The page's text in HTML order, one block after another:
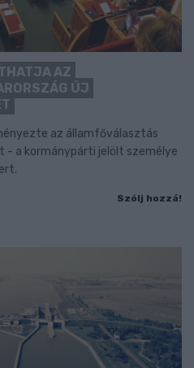
AZ
ÚJ
az államfőválasztás
- a kormánypárti jelölt személye
Szólj hozzá!